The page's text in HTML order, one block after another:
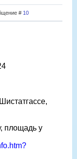
# 10
площадь у